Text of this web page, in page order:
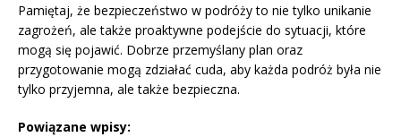
Pamiętaj, że bezpieczeństwo w podróży to nie tylko unikanie
zagrożeń, ale także proaktywne podejście do sytuacji, które
mogą się pojawić. Dobrze przemyślany plan oraz
przygotowanie mogą zdziałać cuda, aby każda podróż była nie
tylko przyjemna, ale także bezpieczna.
Powiązane wpisy: